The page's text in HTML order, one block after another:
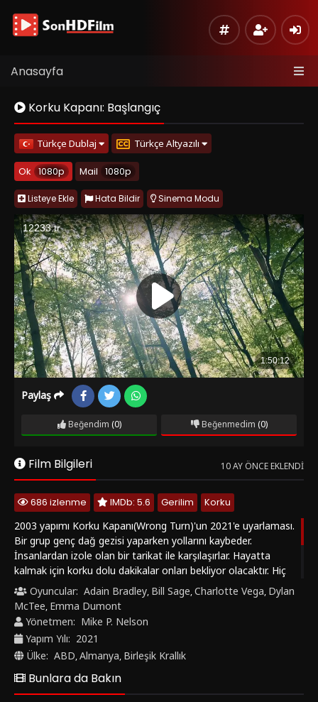
Anasayfa
Korku Kapanı: Başlangıç
Türkçe Dublaj Türkçe Altyazılı
Ok 1080p Mail 1080p
Listeye Ekle Hata Bildir Sinema Modu
Paylaş
Beğendim (0) Beğenmedim (0)
Film Bilgileri 10 AY ÖNCE EKLENDI
686 izlenme IMDb: 5.6 Gerilim
Korku
2003 yapımı Korku Kapanı(Wrong Turn)'un 2021'e uyarlaması.
Bir grup genç dağ gezisi yaparken yollarını kaybeder.
İnsanlardan izole olan bir tarikat ile karşılaşırlar. Hayatta
kalmak için korku dolu dakikalar onları bekliyor olacaktır. Hiç
istemedikleri gerilim dolu kararlar vermek zorunda
kalacaklardır. Filmin önceki serisi mutant konusu üzerinden
giderken, bu filmde insan ve toplum çatışması yaşanacaktır.
"Korku Kapanı: Başlangıç (Wrong Turn)" Filmini Türkçe
Altyazılı, Türkçe Dublaj ve HD olarak SonHDFilm.net' de izle.
Oyuncular: Adain Bradley, Bill Sage,Charlotte Vega, Dylan
McTee, Emma Dumont
Yönetmen: Mike P. Nelson
Yapım Yılı: 2021
Ülke: ABD,Almanya, Birleşik Krallık
Bunlara da Bakın